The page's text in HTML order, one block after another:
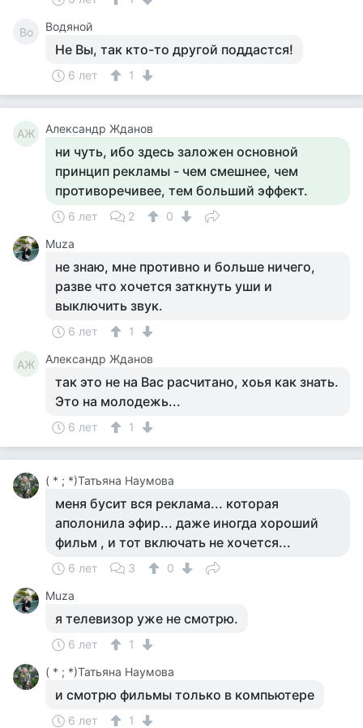
Во Водяной
Не Вы, так кто-то другой поддастся!
6 лет 1
АЖ Александр Жданов
ни чуть, ибо здесь заложен основной
принцип рекламы - чем смешнее, чем
противоречивее, тем больший эффект.
6 лет 2
0
Muza
не знаю, мне противно и больше ничего,
разве что хочется заткнуть уши и
выключить звук.
6 лет 1
АЖ Александр Жданов
так это не на Вас расчитано, хоья как знать.
Это на молодежь...
6 лет 1
( * ; *)Татьяна Наумова
меня бусит вся реклама... которая
аполонила эфир... даже иногда хороший
фильм , и тот включать не хочется...
6 лет 3
0
Muza
я телевизор уже не смотрю.
6 лет
1
( * ; *)Татьяна Наумова
и смотрю фильмы только в компьютере
6 лет
1